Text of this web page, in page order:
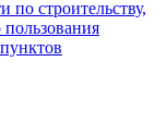
по строительству,